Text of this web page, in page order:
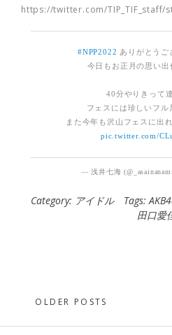
https://twitter.com/TIP_TIF_staff/
#NPP2022 ありがとうご
今日もお正月の思い出
40分やりきって
フェスには珍しいフル
また今年も沢山フェスに出
pic.twitter.com/
— 浅井七海
Category: アイドル Tags:
田口愛
Posts
navigation
OLDER POSTS